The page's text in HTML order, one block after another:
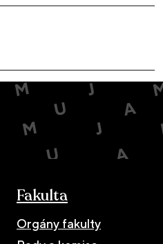
Fakulta
Orgány fakulty